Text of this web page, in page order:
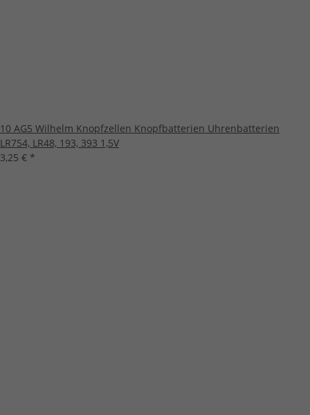
10 AG5 Wilhelm Knopfzellen Knopfbatterien Uhrenbatterien
LR754, LR48, 193, 393 1,5V
3,25 € *